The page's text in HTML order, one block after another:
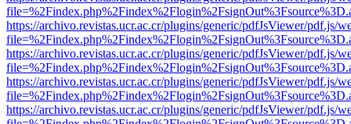
https://archivo.revistas.ucr.ac.cr/plugins/generic/pdfJsViewer/pdf.js/
https://archivo.revistas.ucr.ac.cr/plugins/generic/pdfJsViewer/pdf.js/
https://archivo.revistas.ucr.ac.cr/plugins/generic/pdfJsViewer/pdf.js/
https://archivo.revistas.ucr.ac.cr/plugins/generic/pdfJsViewer/pdf.js/